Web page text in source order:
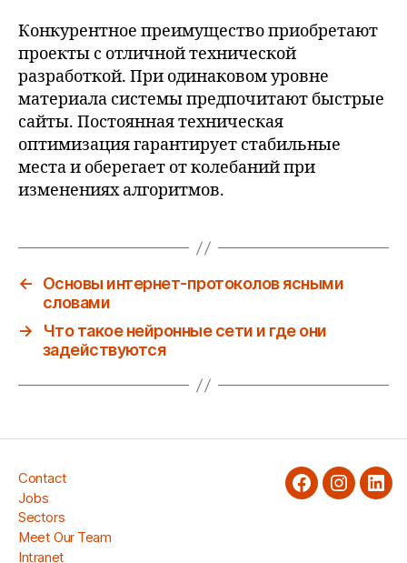
Конкурентное преимущество приобретают
проекты с отличной технической
разработкой. При одинаковом уровне
материала системы предпочитают быстрые
сайты. Постоянная техническая
оптимизация гарантирует стабильные
места и оберегает от колебаний при
изменениях алгоритмов.
←
Основы интернет-протоколов ясными
словами
→
Что такое нейронные сети и где они
задействуются
Contact
Jobs
Sectors
Meet Our Team
Intranet
facebook